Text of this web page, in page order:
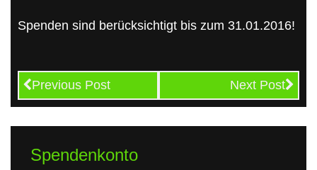
Spenden sind berücksichtigt bis zum 31.01.2016!
Previous Post Next Post
Spendenkonto